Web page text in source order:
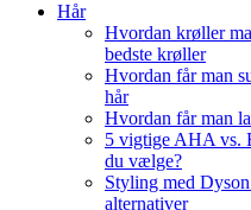
Hår
Hvordan krøller
bedste krøller
Hvordan får man
hår
Hvordan får man
5 vigtige AHA vs.
du vælge?
Styling med
alternativer